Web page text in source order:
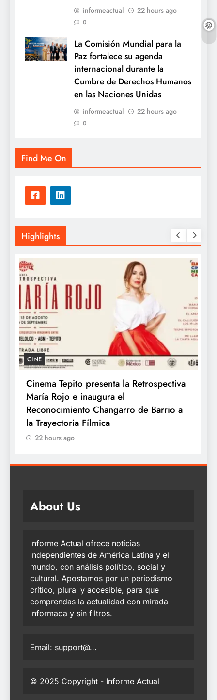
informeactual 22 hours ago
0
La Comisión Mundial para la
Paz fortalece su agenda
internacional durante la
Cumbre de Derechos Humanos
en las Naciones Unidas
informeactual 22 hours ago
0
Find Me On
Highlights
Barrio a
GASTRONOMÍA
Kyoto celebra el Día Mundial del
con los auténticos sabores de Japón
22 hours ago
About Us
Informe Actual ofrece noticias
independientes de América Latina y el
mundo, con análisis político, social y
cultural. Apostamos por un periodismo
crítico, plural y accesible, para que
comprendas la actualidad con mirada
informada y sin filtros.
Email: support@...
© 2025 Copyright - Informe Actual